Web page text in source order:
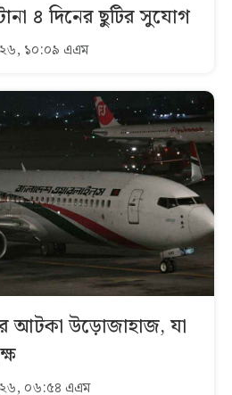
৪ দিনের ছুটির সুযোগ
১০:০৯ এএম
আটকা উড়োজাহাজ, যা
০৬:৫৪ এএম